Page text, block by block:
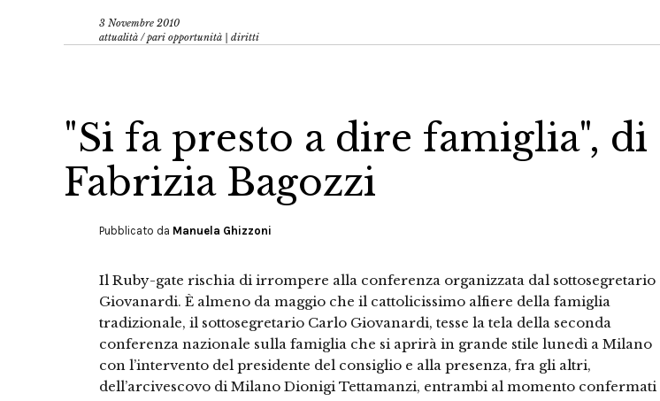
3 Novembre 2010
attualità /pari opportunità | diritti
"Si fa presto a dire famiglia", di
Fabrizia Bagozzi
Pubblicato da Manuela Ghizzoni
Il Ruby-gate rischia di irrompere alla conferenza organizzata dal sottosegretario
Giovanardi. È almeno da maggio che il cattolicissimo alfiere della famiglia
tradizionale, il sottosegretario Carlo Giovanardi, tesse la tela della seconda
conferenza nazionale sulla famiglia che si aprirà in grande stile lunedì a Milano
con l’intervento del presidente del consiglio e alla presenza, fra gli altri,
dell’arcivescovo di Milano Dionigi Tettamanzi, entrambi al momento confermati